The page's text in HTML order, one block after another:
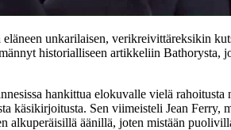
unkarilaisen, verikreivittäreksikin
historialliseen artikkeliin Bathorysta,
hankittua elokuvalle vielä
käsikirjoitusta. Sen viimeisteli Jean Ferry,
äänillä, joten mistään